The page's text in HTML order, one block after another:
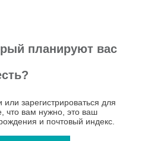
планируют вас
зарегистрироваться для
что вам нужно, это ваш
и почтовый индекс.